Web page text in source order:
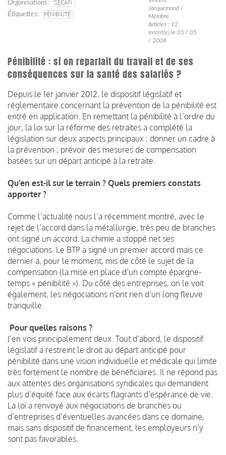
Organisations
SECAFI
Étiquettes
PÉNIBILITÉ
Jacquemond /
Membre
Articles : 12
Inscrit(e) le 05 / 05
/ 2008
Pénibilité : si on reparlait du travail et de ses
conséquences sur la santé des salariés ?
Depuis le 1er janvier 2012, le dispositif législatif et
réglementaire concernant la prévention de la pénibilité est
entré en application. En remettant la pénibilité à l’ordre du
jour, la loi sur la réforme des retraites a complété la
législation sur deux aspects principaux : donner un cadre à
la prévention ; prévoir des mesures de compensation
basées sur un départ anticipé à la retraite.
Qu’en est-il sur le terrain ? Quels premiers constats
apporter ?
Comme l’actualité nous l’a récemment montré, avec le
rejet de l’accord dans la métallurgie, très peu de branches
ont signé un accord. La chimie a stoppé net ses
négociations. Le BTP a signé un premier accord mais ce
dernier a, pour le moment, mis de côté le sujet de la
compensation (la mise en place d’un compte épargne-
temps « pénibilité »). Du côté des entreprises, on le voit
également, les négociations n'ont rien d’un long fleuve
tranquille.
Pour quelles raisons ?
J’en vois principalement deux. Tout d’abord, le dispositif
législatif a restreint le droit au départ anticipé pour
pénibilité dans une vision individuelle et médicale qui limite
très fortement le nombre de bénéficiaires. Il ne répond pas
aux attentes des organisations syndicales qui demandent
plus d’équité face aux écarts flagrants d’espérance de vie.
La loi a renvoyé aux négociations de branches ou
d’entreprises d’éventuelles avancées dans ce domaine,
mais sans dispositif de financement, les employeurs n’y
sont pas favorables.